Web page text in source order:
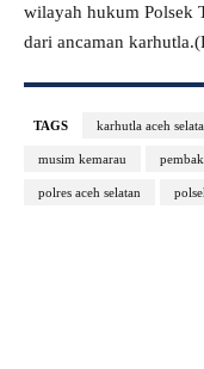
wilayah hukum Polsek
dari ancaman
TAGS karhutla aceh
musim kemarau
polres aceh selatan